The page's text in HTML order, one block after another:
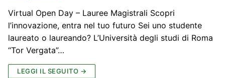
Virtual Open Day – Lauree Magistrali Scopri
l’innovazione, entra nel tuo futuro Sei uno studente
laureato o laureando? L’Università degli studi di Roma
“Tor Vergata”…
LEGGI IL SEGUITO →